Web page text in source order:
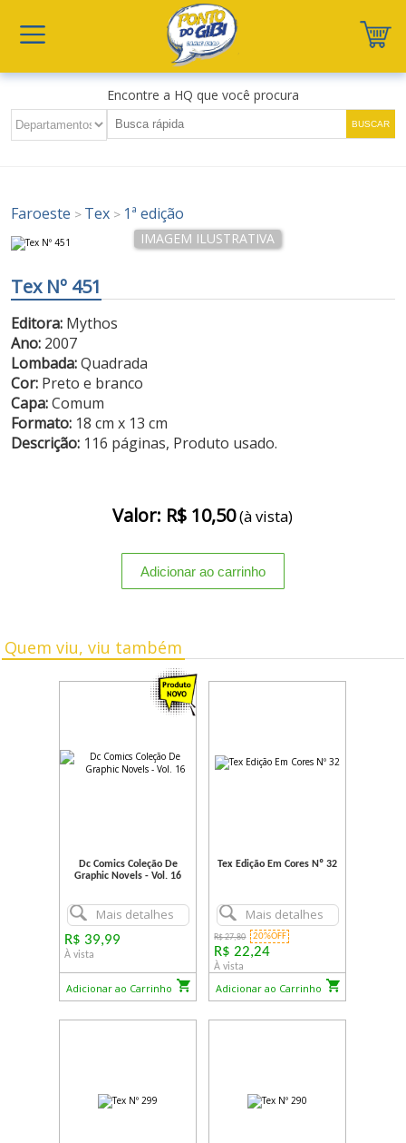
Encontre a HQ que você procura
Faroeste > Tex > 1ª edição
Tex Nº 451
Editora: Mythos
Ano: 2007
Lombada:Quadrada
Cor: Preto e branco
Capa:Comum
Formato: 18 cm x 13 cm
Descrição: 116 páginas, Produto usado.
Valor: R$ 10,50(à vista)
Quem viu, viu também
Dc Comics Coleção De
Graphic Novels - Vol. 16
Mais detalhes
R$ 39,99
À vista
Adicionar ao Carrinho
Tex Edição Em Cores Nº 32
Mais detalhes
R$ 27,80 20%OFF
R$ 22,24
À vista
Adicionar ao Carrinho